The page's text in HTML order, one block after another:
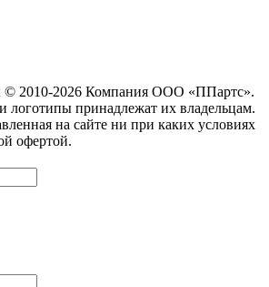
© 2010-2026 Компания ООО «ППартс».
логотипы принадлежат их владельцам.
на сайте ни при каких условиях
офертой.